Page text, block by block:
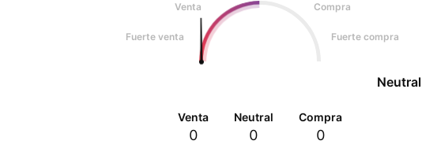
Venta
Compra
Fuerte venta Fuerte compra
Neutral
Venta
0
Neutral
0
Compra
0